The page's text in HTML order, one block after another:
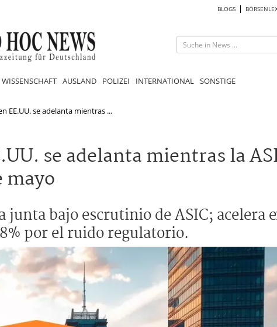
BLOGS
WISSENSCHAFT AUSLAND POLIZEI INTERNATIONAL SONSTIGE
EE.UU. se adelanta mientras ...
se adelanta mientras la
mayo
junta bajo escrutinio de ASIC; acelera
por el ruido regulatorio.